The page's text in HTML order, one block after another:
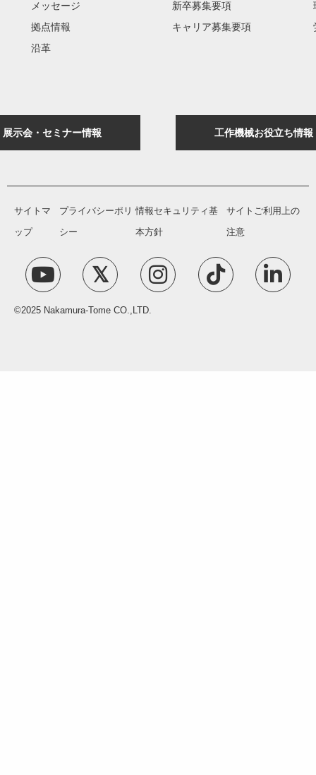
メッセージ
拠点情報
沿革
新卒募集要項
キャリア募集要項
展示会・セミナー情報 工作機械お役立ち情報
サイトマ
ップ
プライバシーポリ
シー
情報セキュリティ基
本方針
サイトご利用上の
注意
©2025 Nakamura-Tome CO.,LTD.